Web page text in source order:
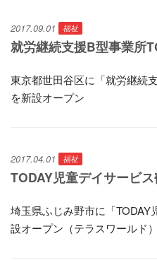
2017.09.01 福祉
就労継続支援B型事業所
東京都世田谷区に「就労継続
を新設オープン
2017.04.01 福祉
TODAY児童デイサービ
埼玉県ふじみ野市に「
設オープン（テラスワールド